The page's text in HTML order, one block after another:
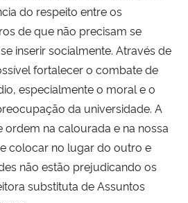
do respeito entre os
de que não precisam se
inserir socialmente. Através de
fortalecer o combate de
especialmente o moral e o
da universidade. A
ordem na calourada e na nossa
colocar no lugar do outro e
não estão prejudicando os
substituta de Assuntos